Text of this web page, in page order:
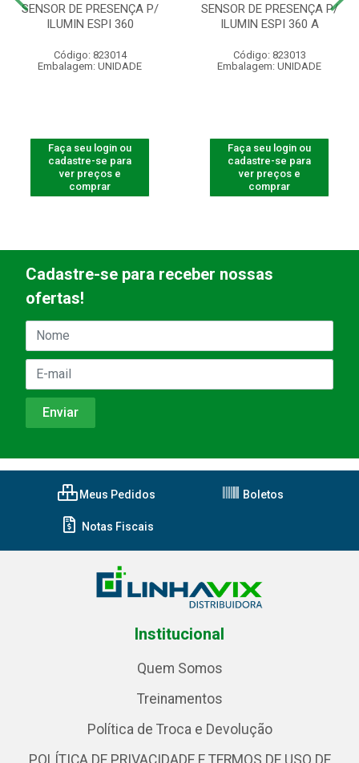
SENSOR DE PRESENÇA P/
ILUMIN ESPI 360
Código: 823014
Embalagem: UNIDADE
Faça seu login ou
cadastre-se para
ver preços e
comprar
SENSOR DE PRESENÇA P/
ILUMIN ESPI 360 A
Código: 823013
Embalagem: UNIDADE
Faça seu login ou
cadastre-se para
ver preços e
comprar
Cadastre-se para receber nossas
ofertas!
Meus Pedidos Boletos
Notas Fiscais
Institucional
Quem Somos
Treinamentos
Política de Troca e Devolução
POLÍTICA DE PRIVACIDADE E TERMOS DE USO DE